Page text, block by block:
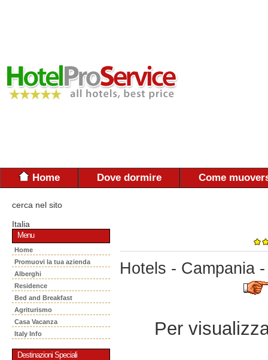
Home Dove dormire Come
cerca nel sito
Italia
Menu
Home
Promuovi la tua azienda
Alberghi
Residence
Bed and Breakfast
Agriturismo
Casa Vacanza
Italy Info
Destinazioni Speciali
Hotels - Campania
Per